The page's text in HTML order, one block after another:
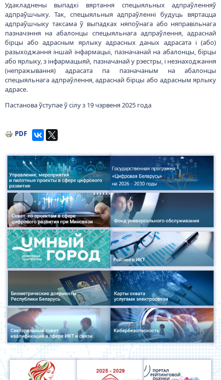
Удакладнены выпадкі вяртання спецыяльных адпраўленняў
адпраўшчыку. Так, спецыяльныя адпраўленні будуць вяртацца
адпраўшчыку таксама ў выпадках няпоўнага або няправільнага
пазначэння на абалонцы спецыяльнага адпраўлення, адраснай
бірцы або адрасным ярлыку адрасных даных адрасата і (або)
разыходжання іншай інфармацыі, пазначанай на абалонцы, бірцы
або ярлыку, з інфармацыяй, пазначанай у рэестры, і незнаходжання
(непражывання) адрасата па пазначаным на абалонцы
спецыяльнага адпраўлення, адраснай бірцы або адрасным ярлыку
адрасе.
Пастанова ўступае ў сілу з 19 чэрвеня 2025 года
PDF